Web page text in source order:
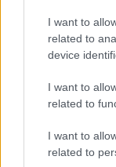
I want to
related to
device
I want to
related to
I want to
related to